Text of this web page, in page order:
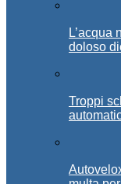
L’acqua
doloso
Troppi